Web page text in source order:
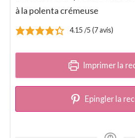
à la polenta crémeuse
4.15 /5 (7avis)
Imprimer la
Epingler la